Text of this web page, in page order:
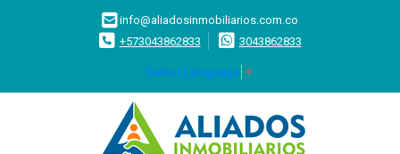
info@aliadosinmobiliarios.com.co
+573043862833
3043862833
Select Language ▼